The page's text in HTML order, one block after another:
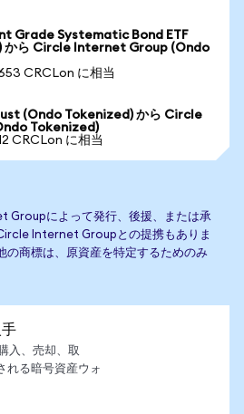
Grade Systematic Bond ETF
から Circle Internet Group (Ondo
CRCLon に相当
(Ondo Tokenized) から Circle
Tokenized)
CRCLon に相当
Groupによって発行、後援、または承
Internet Groupとの提携もありま
の商標は、原資産を特定するためのみ
入、売却、取
れる暗号資産ウォ